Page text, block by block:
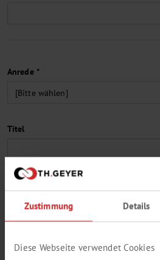
Zustimmung Details
Diese Webseite verwendet Cookies
Anrede *
Titel
Nachname *